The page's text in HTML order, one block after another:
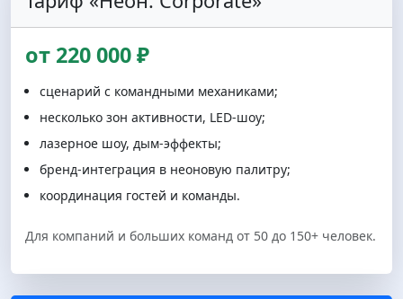
от 220 000 ₽
сценарий с командными механиками;
несколько зон активности, LED-шоу;
лазерное шоу, дым-эффекты;
бренд-интеграция в неоновую палитру;
координация гостей и команды.
Для компаний и больших команд от 50 до 150+ человек.